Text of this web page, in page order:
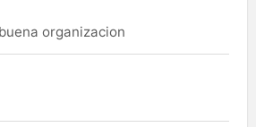
organizacion